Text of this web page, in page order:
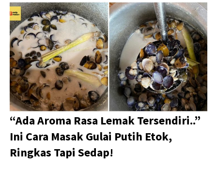
“Ada Aroma Rasa Lemak Tersendiri..”
Ini Cara Masak Gulai Putih Etok,
Ringkas Tapi Sedap!